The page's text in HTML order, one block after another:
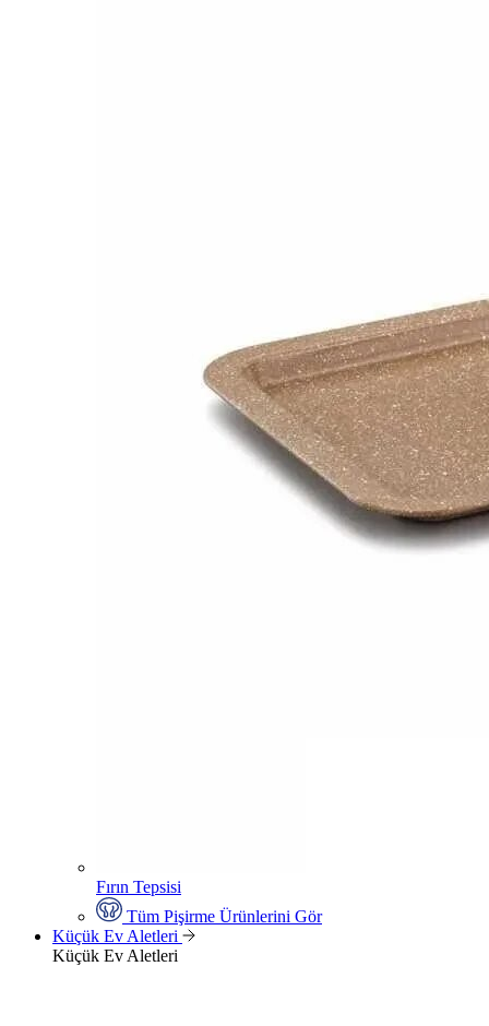
Fırın Tepsisi
Tüm Pişirme Ürünlerini Gör
Küçük Ev Aletleri
Küçük Ev Aletleri